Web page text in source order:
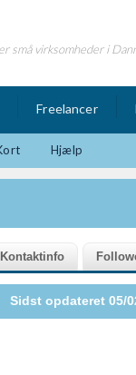
små virksomheder i
Freelancer
Hjælp
Sidst opdateret 05/